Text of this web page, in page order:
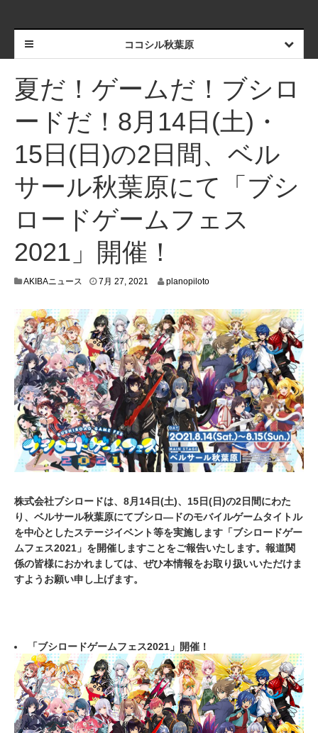
ココシル秋葉原
夏だ！ゲームだ！ブシロ
ードだ！8月14日(土)・
15日(日)の2日間、ベル
サール秋葉原にて「ブシ
ロードゲームフェス
2021」開催！
AKIBAニュース 7月 27, 2021
,
2
0
2
1
planopiloto
株式会社ブシロードは、8月14日(土)、15日(日)の2日間にわた
り、ベルサール秋葉原にてブシロ―ドのモバイルゲームタイトル
を中心としたステージイベント等を実施します「ブシロードゲー
ムフェス2021」を開催しますことをご報告いたします。報道関
係の皆様におかれましては、ぜひ本情報をお取り扱いいただけま
すようお願い申し上げます。
「ブシロードゲームフェス2021」開催！